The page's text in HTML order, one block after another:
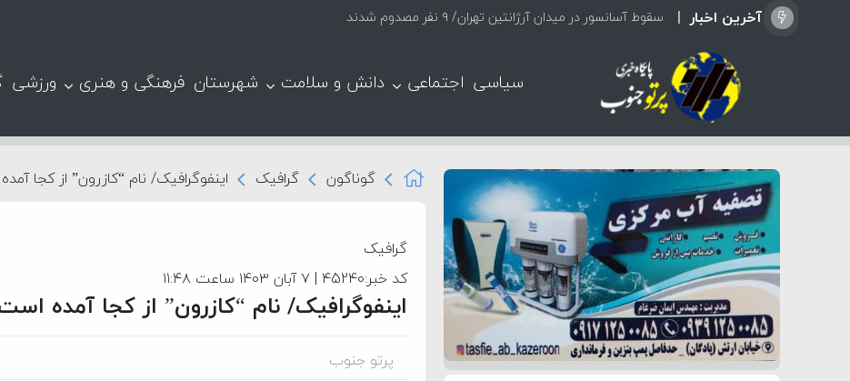
آخرین اخبار سقوط آسانسور در میدان آرژانتین تهران/ ۹ نفر مصدوم شدند
سیاسی اجتماعی دانش و سلامت شهرستان فرهنگی و هنری ورزشی
گوناگون گرافیک اینفوگرافیک/ نام “کازرون” از کجا
گرافیک
کد خبر:45240 | ۷ آبان ۱۴۰۳ ساعت ۱۱:۴۸
اینفوگرافیک/ نام “کازرون” از کجا آمده
پرتو جنوب